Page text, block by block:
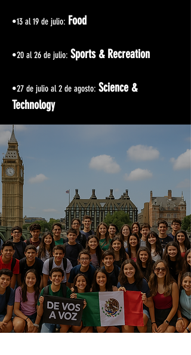
•13 al 19 de julio: Food
•20 al 26 de julio: Sports & Recreation
•27 de julio al 2 de agosto: Science &
Technology